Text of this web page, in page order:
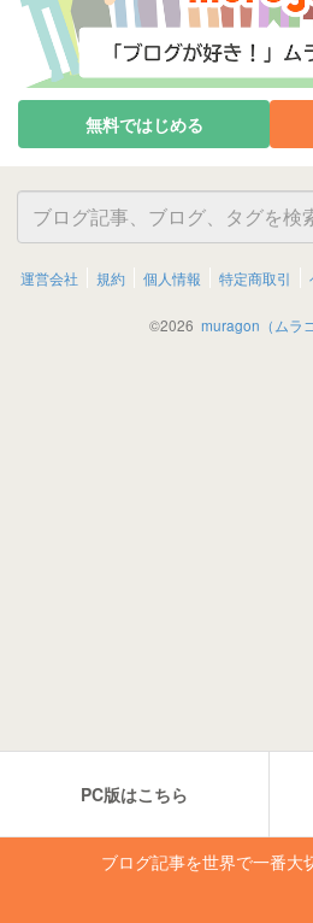
無料ではじめる
運営会社 規約 個人情報 特定商取引
©2026 muragon（ムラ
PC版はこちら
ブログ記事を世界で一番大